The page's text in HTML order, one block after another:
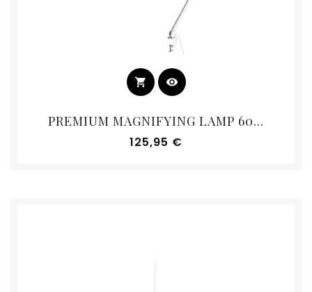
shopping_cart visibility
PREMIUM MAGNIFYING LAMP 60...
125,95 €